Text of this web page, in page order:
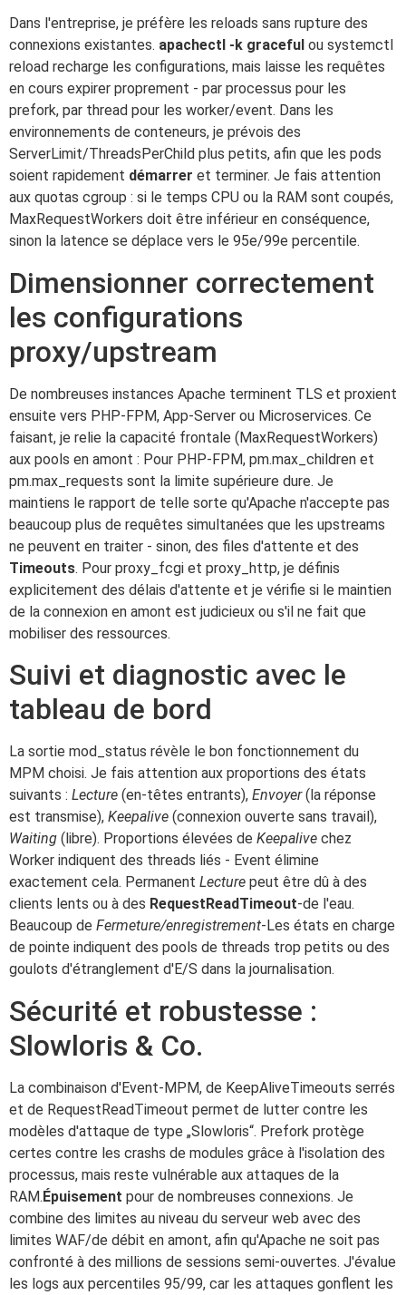
Dans l'entreprise, je préfère les reloads sans rupture des
connexions existantes. apachectl -k graceful ou systemctl
reload recharge les configurations, mais laisse les requêtes
en cours expirer proprement - par processus pour les
prefork, par thread pour les worker/event. Dans les
environnements de conteneurs, je prévois des
ServerLimit/ThreadsPerChild plus petits, afin que les pods
soient rapidement démarrer et terminer. Je fais attention
aux quotas cgroup : si le temps CPU ou la RAM sont coupés,
MaxRequestWorkers doit être inférieur en conséquence,
sinon la latence se déplace vers le 95e/99e percentile.
Dimensionner correctement
les configurations
proxy/upstream
De nombreuses instances Apache terminent TLS et proxient
ensuite vers PHP-FPM, App-Server ou Microservices. Ce
faisant, je relie la capacité frontale (MaxRequestWorkers)
aux pools en amont : Pour PHP-FPM, pm.max_children et
pm.max_requests sont la limite supérieure dure. Je
maintiens le rapport de telle sorte qu'Apache n'accepte pas
beaucoup plus de requêtes simultanées que les upstreams
ne peuvent en traiter - sinon, des files d'attente et des
Timeouts. Pour proxy_fcgi et proxy_http, je définis
explicitement des délais d'attente et je vérifie si le maintien
de la connexion en amont est judicieux ou s'il ne fait que
mobiliser des ressources.
Suivi et diagnostic avec le
tableau de bord
La sortie mod_status révèle le bon fonctionnement du
MPM choisi. Je fais attention aux proportions des états
suivants : Lecture (en-têtes entrants), Envoyer(la réponse
est transmise), Keepalive (connexion ouverte sans travail),
Waiting (libre). Proportions élevées de Keepalive chez
Worker indiquent des threads liés - Event élimine
exactement cela. Permanent Lecture peut être dû à des
clients lents ou à des RequestReadTimeout-de l'eau.
Beaucoup de Fermeture/enregistrement-Les états en charge
de pointe indiquent des pools de threads trop petits ou des
goulots d'étranglement d'E/S dans la journalisation.
Sécurité et robustesse :
Slowloris & Co.
La combinaison d'Event-MPM, de KeepAliveTimeouts serrés
et de RequestReadTimeout permet de lutter contre les
modèles d'attaque de type „Slowloris“. Prefork protège
certes contre les crashs de modules grâce à l'isolation des
processus, mais reste vulnérable aux attaques de la
RAM.Épuisement pour de nombreuses connexions. Je
combine des limites au niveau du serveur web avec des
limites WAF/de débit en amont, afin qu'Apache ne soit pas
confronté à des millions de sessions semi-ouvertes. J'évalue
les logs aux percentiles 95/99, car les attaques gonflent les